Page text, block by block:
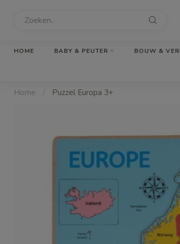
HOME BABY & PEUTER BOUW &
Home / Puzzel Europa 3+